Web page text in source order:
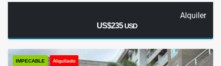
Alquiler
US$235USD
IMPECABLE Alquilado